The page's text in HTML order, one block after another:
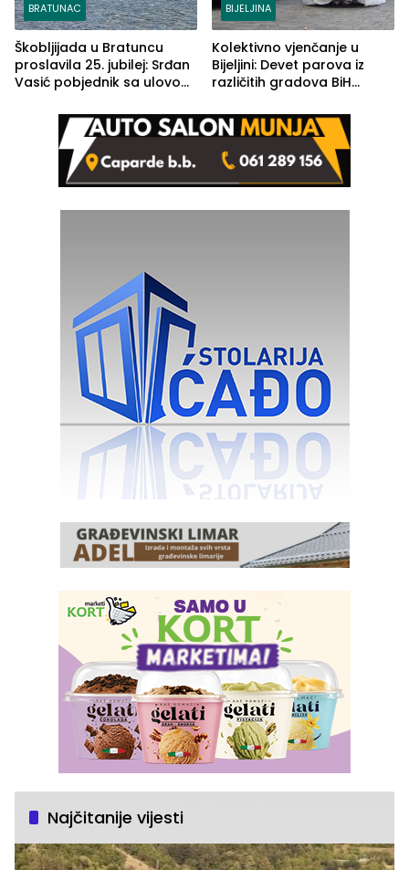
BRATUNAC
Škobljijada u Bratuncu
proslavila 25. jubilej: Srđan
Vasić pobjednik sa ulovom
BIJELJINA
Kolektivno vjenčanje u
Bijeljini: Devet parova iz
različitih gradova BiH
Najčitanije vijesti